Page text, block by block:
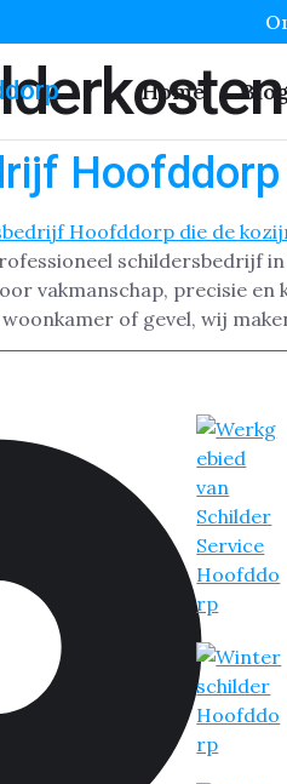
Home
Hoofddorp
schildersbedrijf
vakmanschap, precisie
of gevel, wij